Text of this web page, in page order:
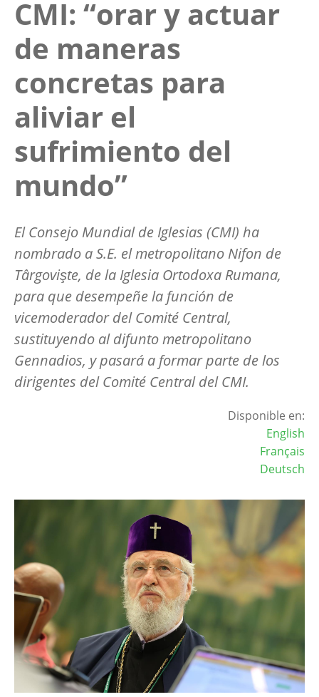
CMI: “orar y actuar
de maneras
concretas para
aliviar el
sufrimiento del
mundo”
El Consejo Mundial de Iglesias (CMI) ha
nombrado a S.E. el metropolitano Nifon de
Târgovişte, de la Iglesia Ortodoxa Rumana,
para que desempeñe la función de
vicemoderador del Comité Central,
sustituyendo al difunto metropolitano
Gennadios, y pasará a formar parte de los
dirigentes del Comité Central del CMI.
Disponible en:
English
Français
Deutsch